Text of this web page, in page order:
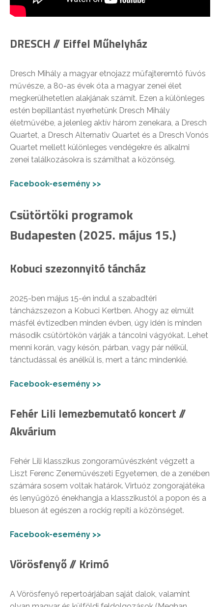
DRESCH // Eiffel Műhelyház
Dresch Mihály a magyar etnojazz műfajteremtő fúvós
művésze, a 80-as évek óta a magyar zenei élet
megkerülhetetlen alakjának számít. Ezen a különleges
estén bepillantást nyerhetünk Dresch Mihály
életművébe, a jelenleg aktív három zenekara, a Dresch
Quartet, a Dresch Alternativ Quartet és a Dresch Vonós
Quartet mellett különleges vendégekre és alkalmi
zenei találkozásokra is számíthat a közönség.
Facebook-esemény >>
Csütörtöki programok
Budapesten (2025. május 15.)
Kobuci szezonnyitó táncház
2025-ben május 15-én indul a szabadtéri
táncházszezon a Kobuci Kertben. Ahogy az elmúlt
másfél évtizedben minden évben, úgy idén is minden
második csütörtökön várják a táncolni vágyókat. Lehet
menni korán, vagy későn, párban, vagy pár nélkül,
tánctudással és anélkül is, mert a tánc mindenkié.
Facebook-esemény >>
Fehér Lili lemezbemutató koncert //
Akvárium
Fehér Lili klasszikus zongoraművészként végzett a
Liszt Ferenc Zeneművészeti Egyetemen, de a zenében
számára sosem voltak határok. Virtuóz zongorajátéka
és lenyűgöző énekhangja a klasszikustól a popon és a
blueson át egészen a rockig repíti a közönséget.
Facebook-esemény >>
Vörösfenyő // Krimó
A Vörösfenyő repertoárjában saját dalok, valamint